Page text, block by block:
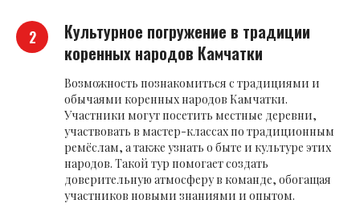
Культурное погружение в традиции
коренных народов Камчатки
Возможность познакомиться с традициями и
обычаями коренных народов Камчатки.
Участники могут посетить местные деревни,
участвовать в мастер-классах по традиционным
ремёслам, а также узнать о быте и культуре этих
народов. Такой тур помогает создать
доверительную атмосферу в команде, обогащая
участников новыми знаниями и опытом.